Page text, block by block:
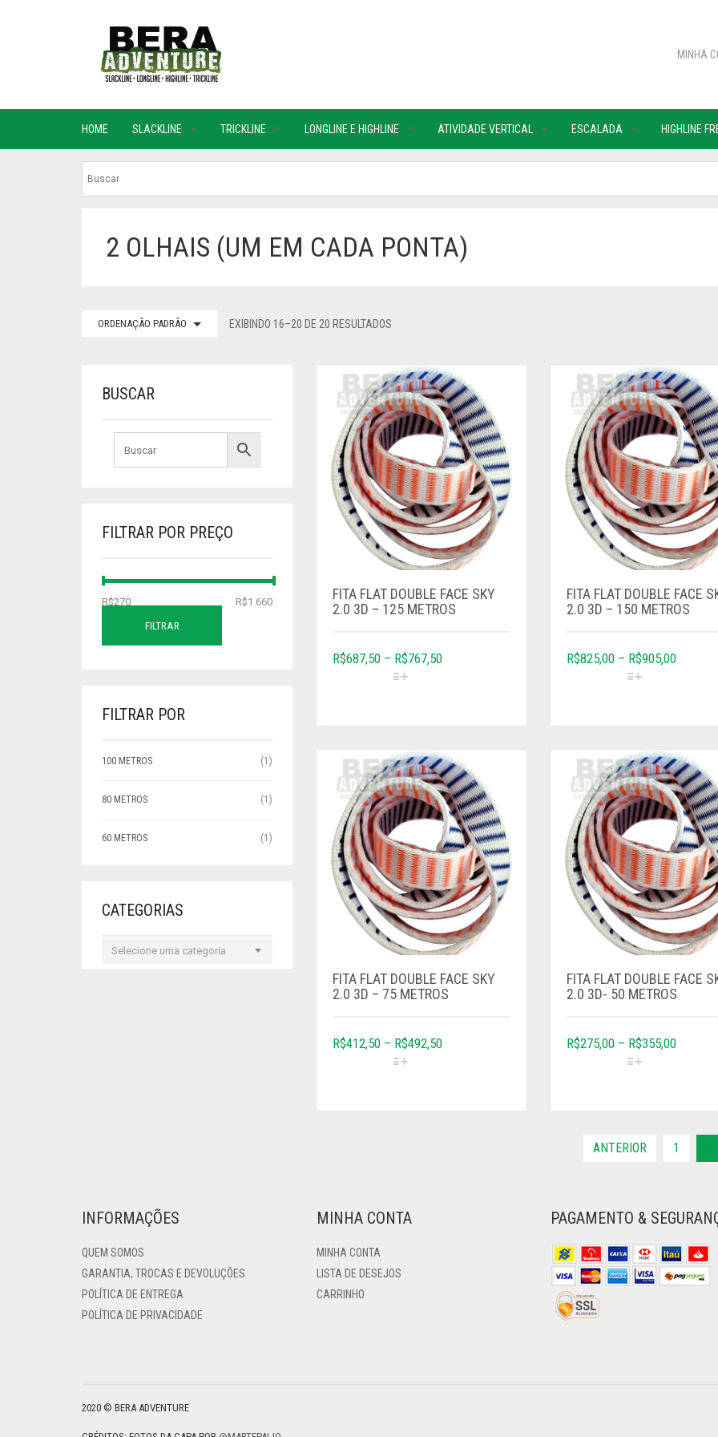
MINHA
HOME SLACKLINE TRICKLINE LONGLINE E HIGHLINE ATIVIDADE VERTICAL ESCALADA HIGHLINE
2 OLHAIS (UM EM CADA PONTA)
ORDENAÇÃO PADRÃO EXIBINDO 16–20 DE 20 RESULTADOS
FITA FLAT DOUBLE FACE SKY
2.0 3D – 125 METROS
R$687,50– R$767,50
FITA FLAT DOUBLE FACE
2.0 3D – 150 METROS
R$825,00– R$905,00
FITA FLAT DOUBLE FACE SKY
2.0 3D – 75 METROS
R$412,50– R$492,50
FITA FLAT DOUBLE FACE
2.0 3D- 50 METROS
R$275,00– R$355,00
ANTERIOR 1
BUSCAR
FILTRAR POR PREÇO
PREÇO
PREÇO
FILTRAR
R$270 R$1.660
FILTRAR POR
100 METROS (1)
80 METROS (1)
60 METROS (1)
CATEGORIAS
Selecione uma categoria
INFORMAÇÕES
QUEM SOMOS
GARANTIA, TROCAS E DEVOLUÇÕES
POLÍTICA DE ENTREGA
POLÍTICA DE PRIVACIDADE
MINHA CONTA
MINHA CONTA
LISTA DE DESEJOS
CARRINHO
PAGAMENTO &
2020 © BERA ADVENTURE